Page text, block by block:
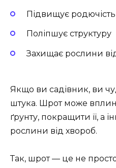
Підвищує родючість
Поліпшує структуру
Захищає рослини
Якщо ви садівник, ви
штука. Шрот може
ґрунту, покращити її, а
рослини від хвороб.
Так, шрот — це не